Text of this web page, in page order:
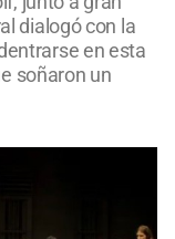
dialogó con la
en esta
soñaron un